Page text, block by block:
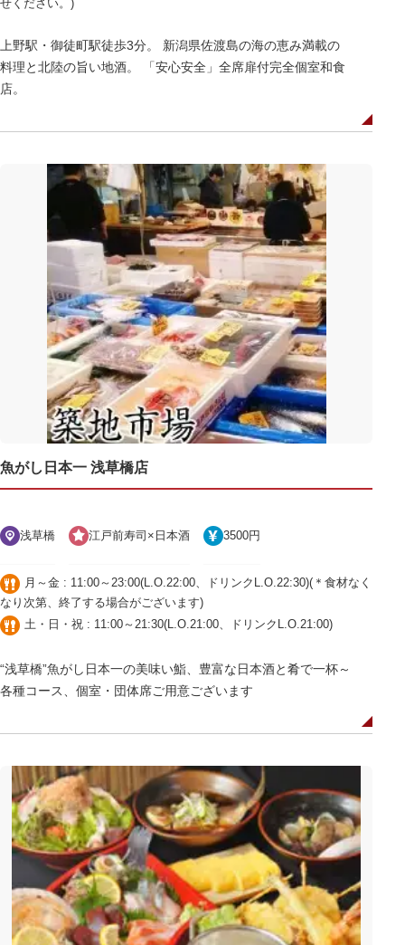
せください。)
上野駅・御徒町駅徒歩3分。 新潟県佐渡島の海の恵み満載の
料理と北陸の旨い地酒。 「安心安全」全席扉付完全個室和食
店。
魚がし日本一 浅草橋店
浅草橋 江戸前寿司×日本酒 3500円
月～金 : 11:00～23:00(L.O.22:00、ドリンクL.O.22:30)(＊食材なく
なり次第、終了する場合がございます)
土・日・祝 : 11:00～21:30(L.O.21:00、ドリンクL.O.21:00)
“浅草橋”魚がし日本一の美味い鮨、豊富な日本酒と肴で一杯～
各種コース、個室・団体席ご用意ございます